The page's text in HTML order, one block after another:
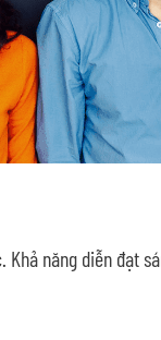
năng diễn đạt